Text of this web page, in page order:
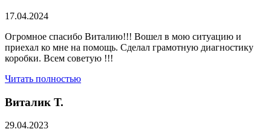
17.04.2024
Огромное спасибо Виталию!!! Вошел в мою ситуацию и
приехал ко мне на помощь. Сделал грамотную диагностику
коробки. Всем советую !!!
Читать полностью
Виталик Т.
29.04.2023